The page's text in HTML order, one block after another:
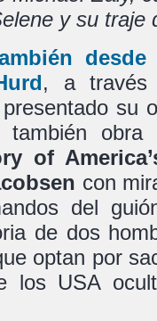
y su traje
desde
, a
su
también
of
con
del
de dos
optan por
los USA